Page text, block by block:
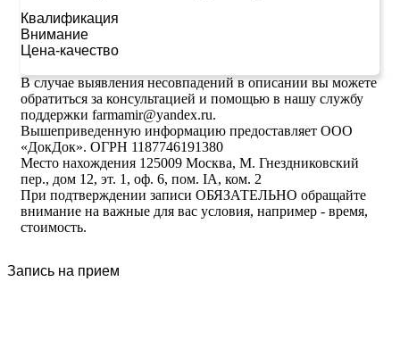
Квалификация
Внимание
Цена-качество
В случае выявления несовпадений в описании вы можете
обратиться за консультацией и помощью в нашу службу
поддержки farmamir@yandex.ru.
Вышеприведенную информацию предоставляет ООО
«ДокДок». ОГРН 1187746191380
Место нахождения 125009 Москва, М. Гнездниковский
пер., дом 12, эт. 1, оф. 6, пом. IA, ком. 2
При подтверждении записи ОБЯЗАТЕЛЬНО обращайте
внимание на важные для вас условия, например - время,
стоимость.
Запись на прием